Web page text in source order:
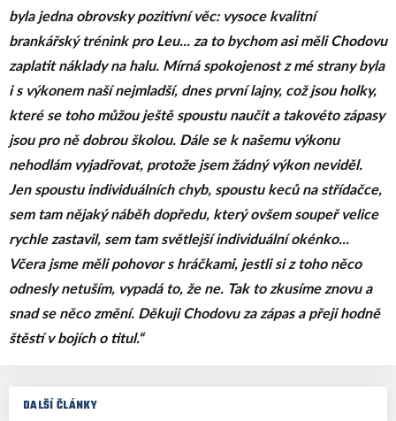
DALŠÍ ČLÁNKY
byla jedna obrovsky pozitivní věc: vysoce kvalitní
brankářský trénink pro Leu... za to bychom asi měli Chodovu
zaplatit náklady na halu. Mírná spokojenost z mé strany byla
i s výkonem naší nejmladší, dnes první lajny, což jsou holky,
které se toho můžou ještě spoustu naučit a takovéto zápasy
jsou pro ně dobrou školou. Dále se k našemu výkonu
nehodlám vyjadřovat, protože jsem žádný výkon neviděl.
Jen spoustu individuálních chyb, spoustu keců na střídačce,
sem tam nějaký náběh dopředu, který ovšem soupeř velice
rychle zastavil, sem tam světlejší individuální okénko...
Včera jsme měli pohovor s hráčkami, jestli si z toho něco
odnesly netuším, vypadá to, že ne. Tak to zkusíme znovu a
snad se něco změní. Děkuji Chodovu za zápas a přeji hodně
štěstí v bojích o titul.“